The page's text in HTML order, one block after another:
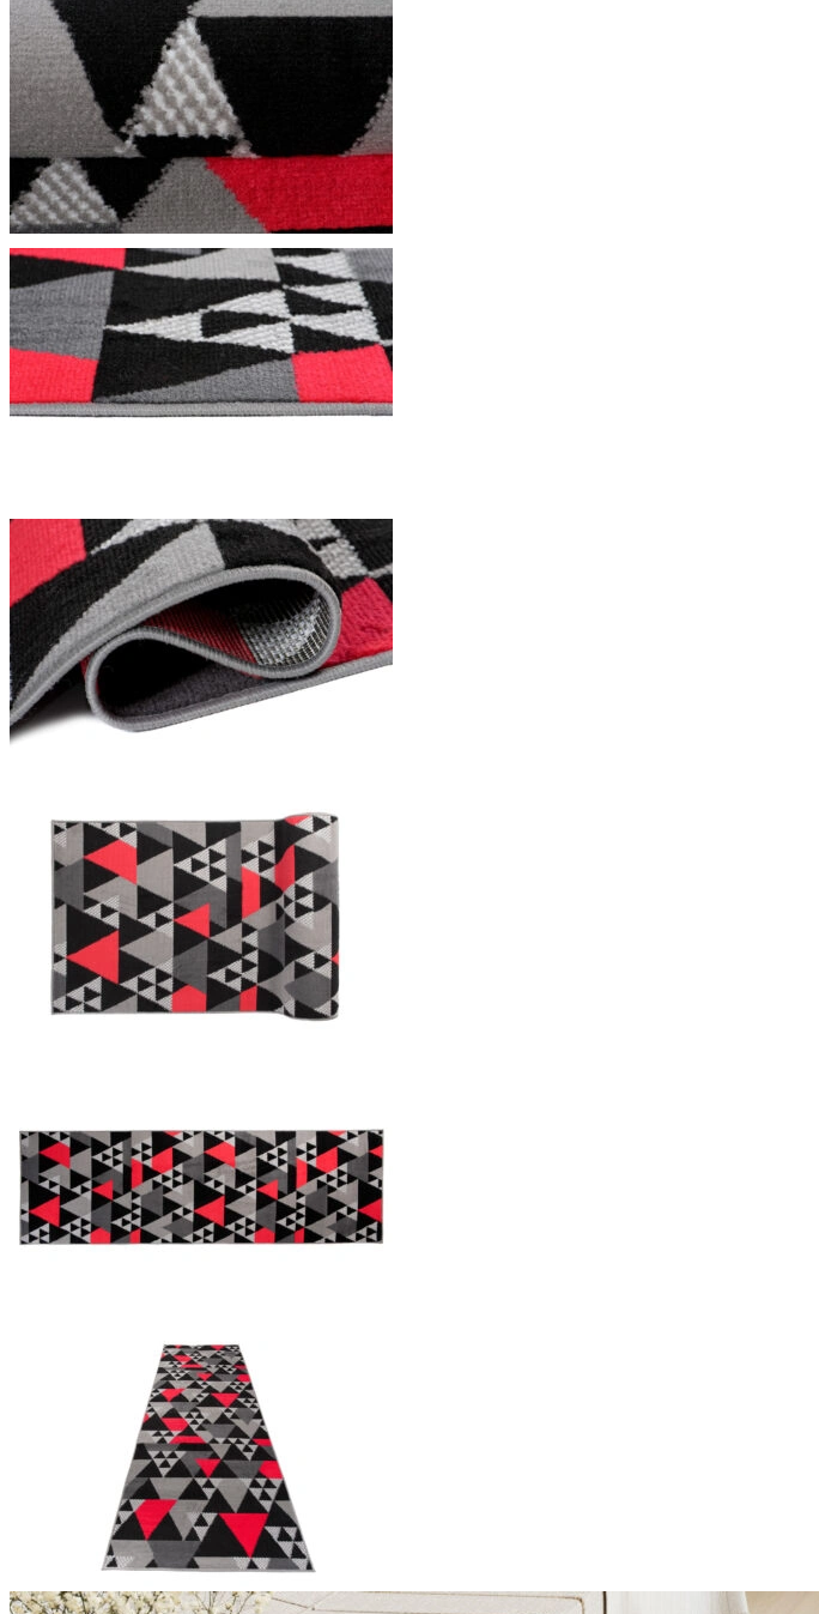
We gebruiken cookies om inhoud en advertenties te personaliseren, om
Informatie over hoe u onze site gebruikt, delen we met onze partners op
deze informatie combineren met andere gegevens die u aan hen hebt
diensten.
Noodzakelijke cookies zijn essentieel voor de basisfuncties van de
cookies slaan geen persoonlijk identificeerbare informatie op.
Voorkeuren
Cookies voor voorkeuren stellen een website in staat om informatie te
verandert, zoals uw voorkeurstaal of de regio waar u zich bevindt.
Marketing
Marketingcookies worden gebruikt om gebruikers over websites te
Niet-geclassificeerd
Niet-geclassificeerde cookies zijn cookies die in het proces van